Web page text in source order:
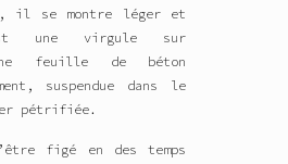
il se montre léger et
une virgule sur
feuille de béton
suspendue dans le
pétrifiée.
figé en des temps